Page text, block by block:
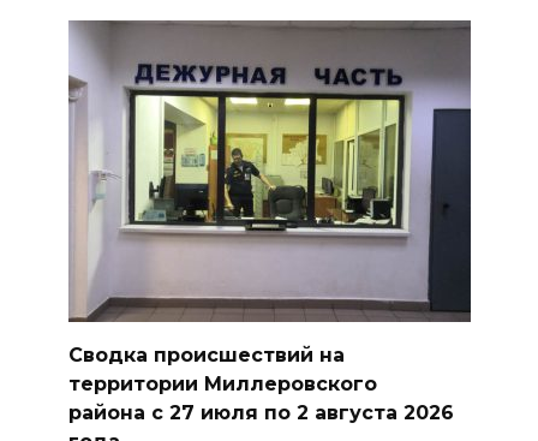
Сводка происшествий на
территории Миллеровского
района с 27 июля по 2 августа 2026